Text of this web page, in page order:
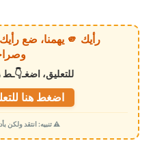
ي
م
ي
رأيك 🫵 يهمنا،
للتعليق، اضغـ👇ـط
اضغط هنا
⚠️ تنبيه: انتقد ولكن